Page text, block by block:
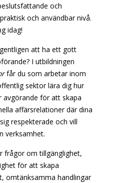
och
och användbar nivå.
idag!
att ha ett gott
I utbildningen
får du som arbetar inom
sektor lära dig hur
avgörande för att skapa
affärsrelationer där dina
respekterade och vill
verksamhet.
frågor om tillgänglighet,
för att skapa
omtänksamma handlingar